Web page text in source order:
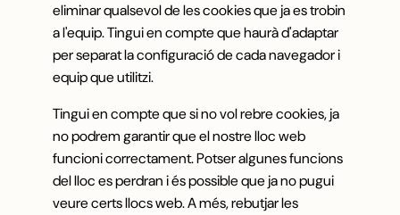
eliminar qualsevol de les cookies que ja es trobin
a l'equip. Tingui en compte que haurà d'adaptar
per separat la configuració de cada navegador i
equip que utilitzi.
Tingui en compte que si no vol rebre cookies, ja
no podrem garantir que el nostre lloc web
funcioni correctament. Potser algunes funcions
del lloc es perdran i és possible que ja no pugui
veure certs llocs web. A més, rebutjar les